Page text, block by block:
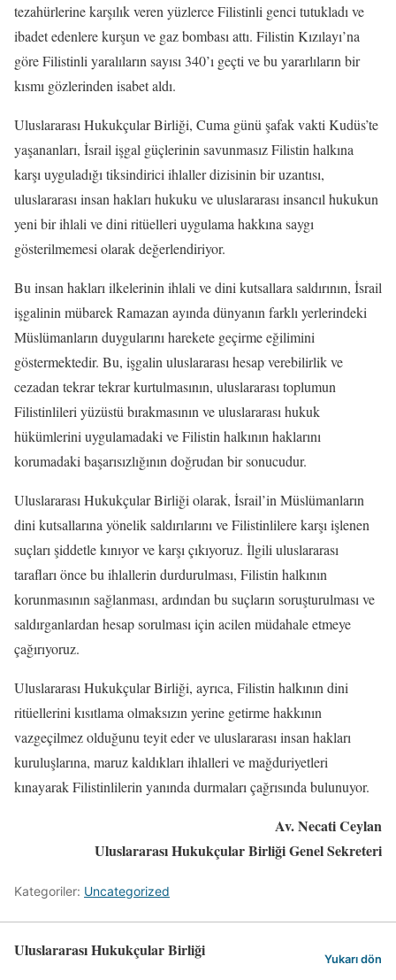
tezahürlerine karşılık veren yüzlerce Filistinli genci tutukladı ve
ibadet edenlere kurşun ve gaz bombası attı. Filistin Kızılayı’na
göre Filistinli yaralıların sayısı 340’ı geçti ve bu yararlıların bir
kısmı gözlerinden isabet aldı.
Uluslararası Hukukçular Birliği, Cuma günü şafak vakti Kudüs’te
yaşananları, İsrail işgal güçlerinin savunmasız Filistin halkına
karşı uyguladığı tiksindirici ihlaller dizisinin bir uzantısı,
uluslararası insan hakları hukuku ve uluslararası insancıl hukukun
yeni bir ihlali ve dini ritüelleri uygulama hakkına saygı
gösterilmemesi olarak değerlendiriyor.
Bu insan hakları ilkelerinin ihlali ve dini kutsallara saldırının, İsrail
işgalinin mübarek Ramazan ayında dünyanın farklı yerlerindeki
Müslümanların duygularını harekete geçirme eğilimini
göstermektedir. Bu, işgalin uluslararası hesap verebilirlik ve
cezadan tekrar tekrar kurtulmasının, uluslararası toplumun
Filistinlileri yüzüstü bırakmasının ve uluslararası hukuk
hükümlerini uygulamadaki ve Filistin halkının haklarını
korumadaki başarısızlığının doğrudan bir sonucudur.
Uluslararası Hukukçular Birliği olarak, İsrail’in Müslümanların
dini kutsallarına yönelik saldırılarını ve Filistinlilere karşı işlenen
suçları şiddetle kınıyor ve karşı çıkıyoruz. İlgili uluslararası
tarafları önce bu ihlallerin durdurulması, Filistin halkının
korunmasının sağlanması, ardından bu suçların soruşturulması ve
saldırganlardan hesap sorulması için acilen müdahale etmeye
çağırıyoruz.
Uluslararası Hukukçular Birliği, ayrıca, Filistin halkının dini
ritüellerini kısıtlama olmaksızın yerine getirme hakkının
vazgeçilmez olduğunu teyit eder ve uluslararası insan hakları
kuruluşlarına, maruz kaldıkları ihlalleri ve mağduriyetleri
kınayarak Filistinlilerin yanında durmaları çağrısında bulunuyor.
Av. Necati Ceylan
Uluslararası Hukukçular Birliği Genel Sekreteri
Kategoriler: Uncategorized
Uluslararası Hukukçular Birliği Yukarı dön